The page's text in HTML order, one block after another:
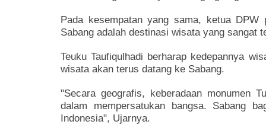
Pada kesempatan yang sama, ketua DPW
Sabang adalah destinasi wisata yang sangat
Teuku Taufiqulhadi berharap kedepannya
wisata akan terus datang ke Sabang.
"Secara geografis, keberadaan monumen
dalam mempersatukan bangsa. Sabang
Indonesia", Ujarnya.